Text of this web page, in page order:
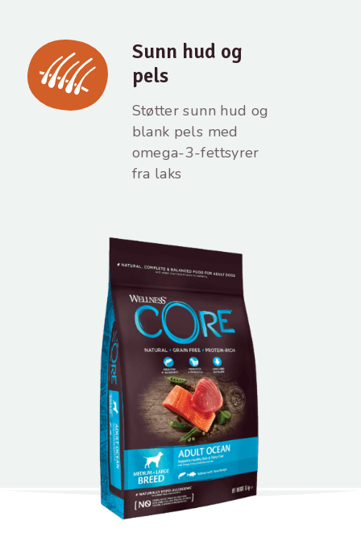
Sunn hud og
pels
Støtter sunn hud og
blank pels med
omega-3-fettsyrer
fra laks